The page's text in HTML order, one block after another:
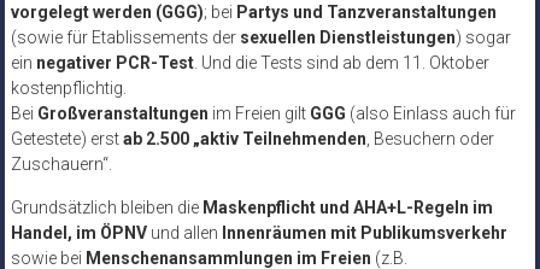
vorgelegt werden (GGG); bei Partys und Tanzveranstaltungen
(sowie für Etablissements der sexuellen Dienstleistungen) sogar
ein negativer PCR-Test. Und die Tests sind ab dem 11. Oktober
kostenpflichtig.
Bei Großveranstaltungen im Freien gilt GGG (also Einlass auch für
Getestete) erstab 2.500 „aktiv Teilnehmenden , Besuchern oder
Zuschauern“.
Grundsätzlich bleiben die Maskenpflicht und AHA+L-Regeln im
Handel, im ÖPNVund allen Innenräumen mit Publikumsverkehr
sowie bei Menschenansammlungen im Freien (z.B.